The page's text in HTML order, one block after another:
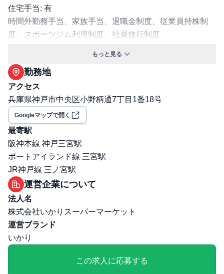
住宅手当: 有
時間外勤務手当、家族手当、退職金制度、従業員持株制
度、スポーツジム利用制度、社員旅行制度
災保険）
選考プロセス
面接回数: 2回
選考プロセス詳細: ・技術試験：あり・筆記試験：あり
その他
勤務・休日に関する補足: ・残業：発生した場合は別途支
給
もっと見る
勤務地
アクセス
兵庫県神戸市中央区小野柄通7丁目1番18号
Googleマップで開く
最寄駅
阪神本線 神戸三宮駅
ポートアイランド線 三宮駅
JR神戸線 三ノ宮駅
運営企業について
法人名
株式会社いかりスーパーマーケット
運営ブランド
いかり
この求人に応募する